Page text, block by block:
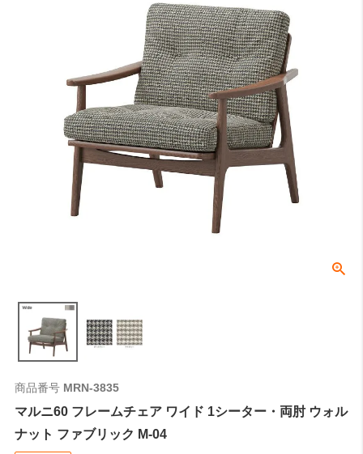
商品番号 MRN-3835
マルニ60 フレームチェア ワイド 1シーター・両肘 ウォル
ナット ファブリック M-04